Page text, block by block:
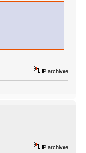
IP archivée
IP archivée